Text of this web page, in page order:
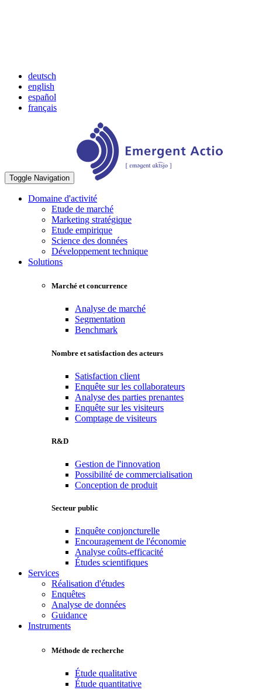
deutsch
english
español
français
Toggle Navigation
Domaine d'activité
Etude de marché
Marketing stratégique
Etude empirique
Science des données
Développement technique
Solutions
Marché et concurrence
Analyse de marché
Segmentation
Benchmark
Nombre et satisfaction des acteurs
Satisfaction client
Enquête sur les collaborateurs
Analyse des parties prenantes
Enquête sur les visiteurs
Comptage de visiteurs
R&D
Gestion de l'innovation
Possibilité de commercialisation
Conception de produit
Secteur public
Enquête conjoncturelle
Encouragement de l'économie
Analyse coûts-efficacité
Études scientifiques
Services
Réalisation d'études
Enquêtes
Analyse de données
Guidance
Instruments
Méthode de recherche
Étude qualitative
Étude quantitative